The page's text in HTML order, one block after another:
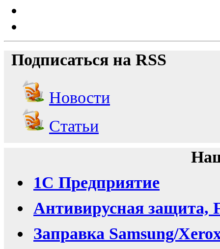
Подписаться на RSS
Новости
Статьи
1С Предприятие
Антивирусная защита,
Заправка Samsung/